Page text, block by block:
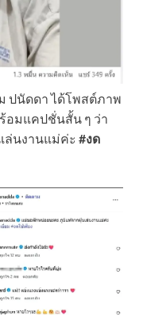
ปนัดดา ได้โพสต์ภาพ
อมแคปชั่นสั้น ๆ ว่า
ล่นงานแม่ค่ะ #งด